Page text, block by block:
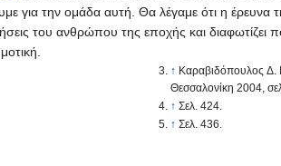
για την ομάδα αυτή. Θα λέγαμε ότι η έρευνα
του ανθρώπου της εποχής και
↑ Καραβιδόπουλος Δ.
Θεσσαλονίκη 2004,
↑ Σελ. 424.
↑ Σελ. 436.